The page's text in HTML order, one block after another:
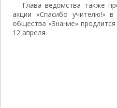
Глава ведомства также
акции «Спасибо учителю!»
общества «Знание»
12 апреля.